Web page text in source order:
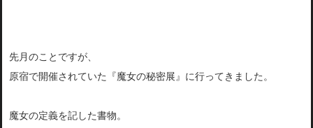
先月のことですが、
原宿で開催されていた『魔女の秘密展』に行ってきました。
魔女の定義を記した書物。